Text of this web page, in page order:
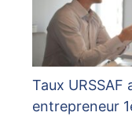
Taux URSSAF
entrepreneur